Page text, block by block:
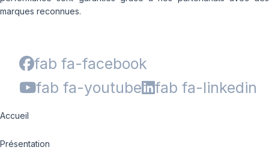
marques reconnues.
fab fa-facebook
fab fa-youtube
fab fa-linkedin
Accueil
Présentation